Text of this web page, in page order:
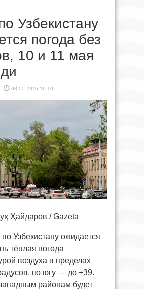
Узбекистану
погода без
10 и 11 мая
08.05.2026 16:10
Ҳайдаров / Gazeta
Узбекистану ожидается
тёплая погода
воздуха в пределах
по югу — до +39.
районам будет